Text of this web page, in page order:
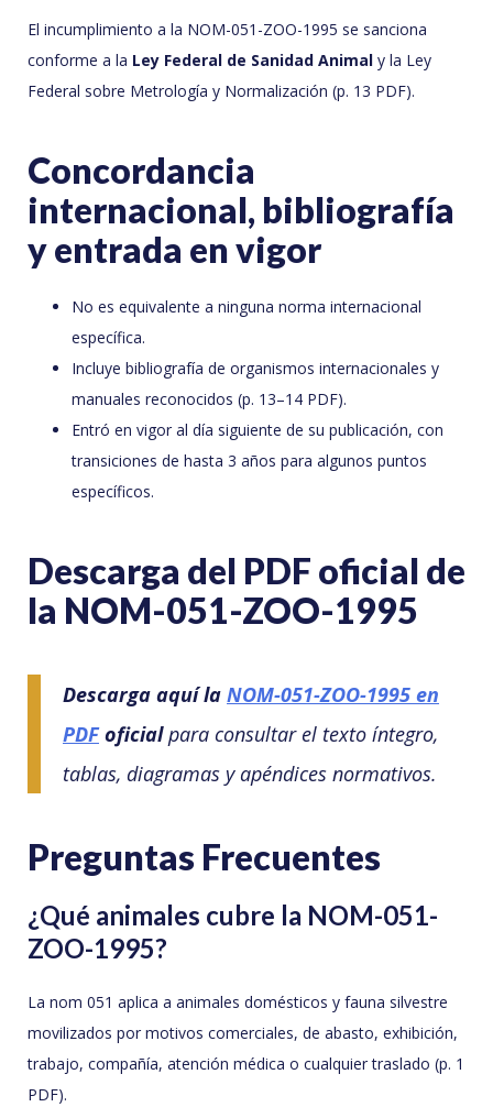
El incumplimiento a la NOM-051-ZOO-1995 se sanciona
conforme a la Ley Federal de Sanidad Animal y la Ley
Federal sobre Metrología y Normalización (p. 13 PDF).
Concordancia
internacional, bibliografía
y entrada en vigor
No es equivalente a ninguna norma internacional
específica.
Incluye bibliografía de organismos internacionales y
manuales reconocidos (p. 13–14 PDF).
Entró en vigor al día siguiente de su publicación, con
transiciones de hasta 3 años para algunos puntos
específicos.
Descarga del PDF oficial de
la NOM-051-ZOO-1995
Descarga aquí la NOM-051-ZOO-1995 en
PDFoficialpara consultar el texto íntegro,
tablas, diagramas y apéndices normativos.
Preguntas Frecuentes
¿Qué animales cubre la NOM-051-
ZOO-1995?
La nom 051 aplica a animales domésticos y fauna silvestre
movilizados por motivos comerciales, de abasto, exhibición,
trabajo, compañía, atención médica o cualquier traslado (p. 1
PDF).